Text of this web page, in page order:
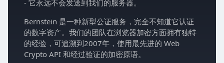
- 它永远不会发送到我们的服务器。
Bernstein 是一种新型公证服务，完全不知道它认证
的数字资产。我们的团队在浏览器加密方面拥有独特
的经验，可追溯到2007年，使用最先进的 Web
Crypto API 和经过验证的加密原语。